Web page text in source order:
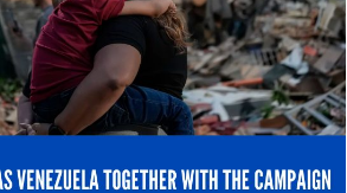
correo electrónico y web en este
próxima vez que comente.